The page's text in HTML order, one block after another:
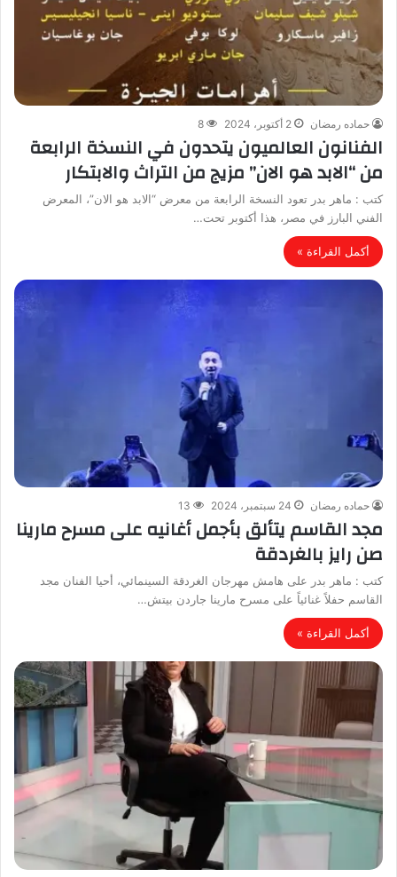
حماده رمضان 2 أكتوبر، 2024 8
الفنانون العالميون يتحدون في النسخة الرابعة
من “الابد هو الان” مزيج من التراث والابتكار
كتب : ماهر بدر تعود النسخة الرابعة من معرض “الابد هو الان”، المعرض
الفني البارز في مصر، هذا أكتوبر تحت…
أكمل القراءة »
حماده رمضان 24 سبتمبر، 2024 13
‎مجد القاسم يتألق بأجمل أغانيه على مسرح مارينا
صن رايز بالغردقة
كتب : ماهر بدر ‎على هامش مهرجان الغردقة السينمائي، أحيا الفنان مجد
القاسم حفلاً غنائياً على مسرح مارينا جاردن بيتش…
أكمل القراءة »